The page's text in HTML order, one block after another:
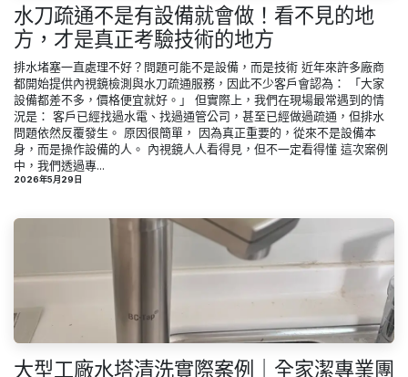
水刀疏通不是有設備就會做！看不見的地
方，才是真正考驗技術的地方
排水堵塞一直處理不好？問題可能不是設備，而是技術 近年來許多廠商
都開始提供內視鏡檢測與水刀疏通服務，因此不少客戶會認為： 「大家
設備都差不多，價格便宜就好。」 但實際上，我們在現場最常遇到的情
況是： 客戶已經找過水電、找過通管公司，甚至已經做過疏通，但排水
問題依然反覆發生。 原因很簡單， 因為真正重要的，從來不是設備本
身，而是操作設備的人。 內視鏡人人看得見，但不一定看得懂 這次案例
中，我們透過專...
2026年5月29日
大型工廠水塔清洗實際案例｜全家潔專業團